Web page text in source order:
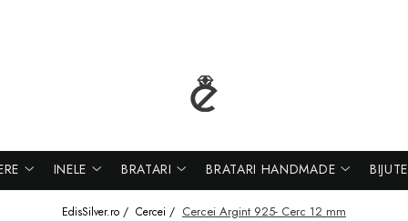
INELE BRATARI BRATARI HANDMADE
EdisSilver.ro / Cercei / Cercei Argint 925- Cerc 12 mm